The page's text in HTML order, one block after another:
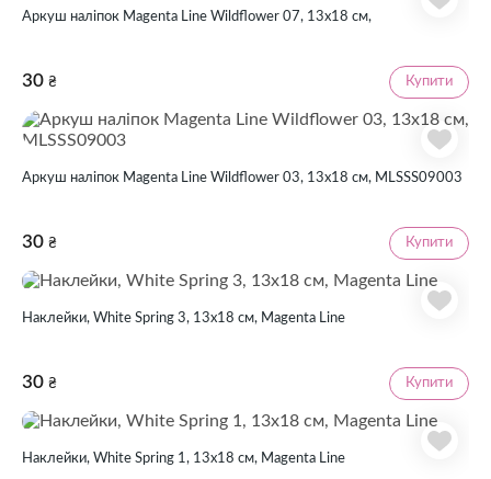
Аркуш наліпок Magenta Line Wildflower 07, 13х18 см,
30 ₴ Купити
Аркуш наліпок Magenta Line Wildflower 03, 13х18 см, MLSSS09003
30 ₴ Купити
Наклейки, White Spring 3, 13х18 см, Magenta Line
30 ₴ Купити
Наклейки, White Spring 1, 13х18 см, Magenta Line